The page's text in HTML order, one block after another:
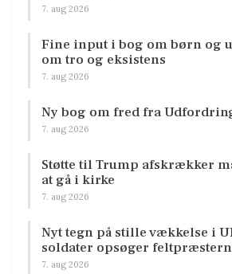
7. aug 2026
Fine input i bog om børn og
om tro og eksistens
7. aug 2026
Ny bog om fred fra
7. aug 2026
Støtte til Trump afskrækker
at gå i kirke
7. aug 2026
Nyt tegn på stille vækkelse i
soldater opsøger
7. aug 2026